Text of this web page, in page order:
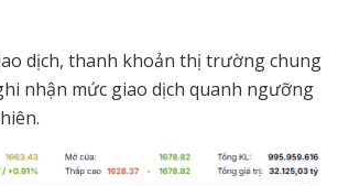
dịch, thanh khoản thị trường chung
nhận mức giao dịch quanh ngưỡng